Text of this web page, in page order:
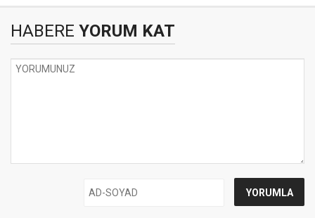
HABERE YORUM KAT